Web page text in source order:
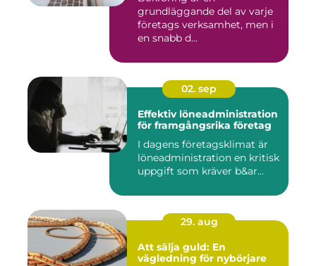
grundläggande del av varje
företags verksamhet, men i
en snabb d...
02. sep
Effektiv löneadministration
för framgångsrika företag
I dagens företagsklimat är
löneadministration en kritisk
uppgift som kräver b&ar...
29. aug
Att sälja guld: En
vägledning för nybörjare